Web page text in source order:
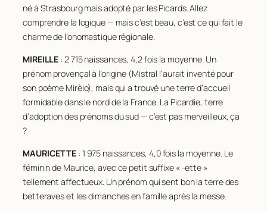
né à Strasbourg mais adopté par les Picards. Allez
comprendre la logique — mais c’est beau, c’est ce qui fait le
charme de l’onomastique régionale.
MIREILLE : 2 715 naissances, 4,2 fois la moyenne. Un
prénom provençal à l’origine (Mistral l’aurait inventé pour
son poème Mirèio), mais qui a trouvé une terre d’accueil
formidable dans le nord de la France. La Picardie, terre
d’adoption des prénoms du sud — c’est pas merveilleux, ça
?
MAURICETTE : 1 975 naissances, 4,0 fois la moyenne. Le
féminin de Maurice, avec ce petit suffixe « -ette »
tellement affectueux. Un prénom qui sent bon la terre des
betteraves et les dimanches en famille après la messe.